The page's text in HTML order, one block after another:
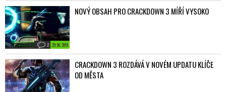
29. 06. 2019
2
NOVÝ OBSAH PRO CRACKDOWN 3 MÍŘÍ VYSOKO
CRACKDOWN 3 ROZDÁVÁ V NOVÉM UPDATU KLÍČE
OD MĚSTA